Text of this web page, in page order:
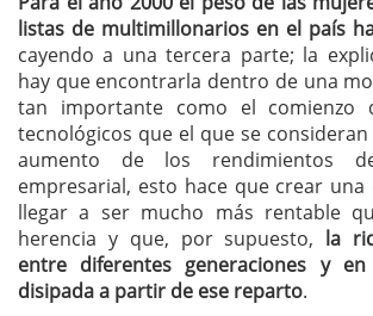
listas de multimillonarios en el país
cayendo a una tercera parte; la
hay que encontrarla dentro de una
tan importante como el comienzo
tecnológicos que el que se
aumento de los rendimientos
empresarial, esto hace que crear una
llegar a ser mucho más rentable
herencia y que, por supuesto, la
entre diferentes generaciones y
disipada a partir de ese reparto.